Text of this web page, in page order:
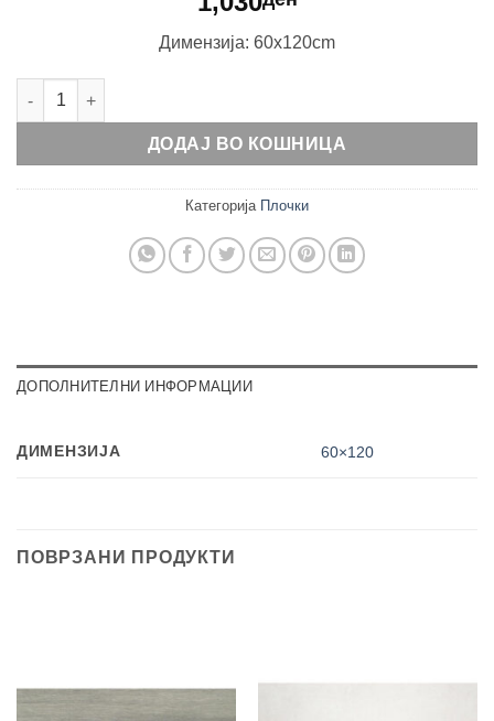
Димензија: 60x120cm
Rezy Statuario количина
ДОДАЈ ВО КОШНИЦА
Категорија Плочки
ДОПОЛНИТЕЛНИ ИНФОРМАЦИИ
ДИМЕНЗИЈА 60×120
ПОВРЗАНИ ПРОДУКТИ